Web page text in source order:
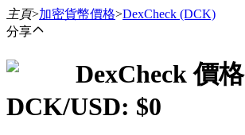
主頁>加密貨幣價格>DexCheck (DCK)
分享
DexCheck 價格
DCK/USD: $0